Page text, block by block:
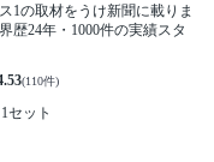
1の取材をうけ新聞に載りま
歴24年・1000件の実績スタ
(110件)
セット